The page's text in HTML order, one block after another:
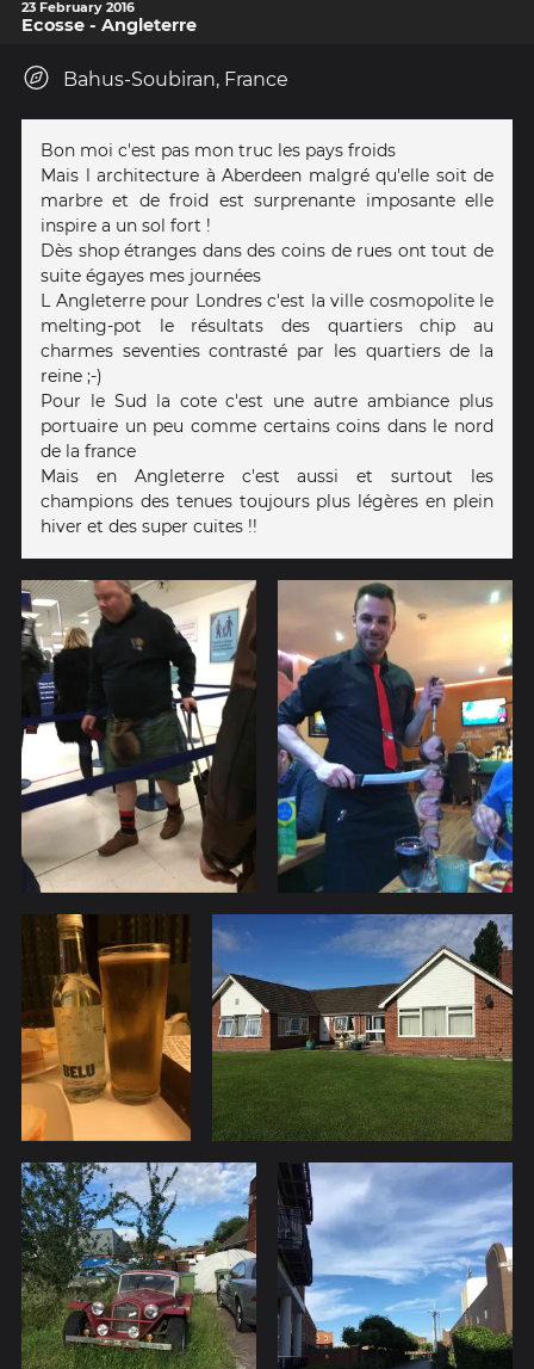
23 February 2016
Ecosse - Angleterre
Bahus-Soubiran, France
Bon moi c'est pas mon truc les pays froids
Mais l architecture à Aberdeen malgré qu'elle soit de
marbre et de froid est surprenante imposante elle
inspire a un sol fort !
Dès shop étranges dans des coins de rues ont tout de
suite égayes mes journées
L Angleterre pour Londres c'est la ville cosmopolite le
melting-pot le résultats des quartiers chip au
charmes seventies contrasté par les quartiers de la
reine ;-)
Pour le Sud la cote c'est une autre ambiance plus
portuaire un peu comme certains coins dans le nord
de la france
Mais en Angleterre c'est aussi et surtout les
champions des tenues toujours plus légères en plein
hiver et des super cuites !!